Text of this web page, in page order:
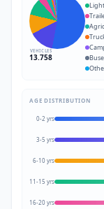
VEHICLES
13.758
AGE DISTRIBUTION
0-2 yrs
3-5 yrs
6-10 yrs
11-15 yrs
16-20 yrs